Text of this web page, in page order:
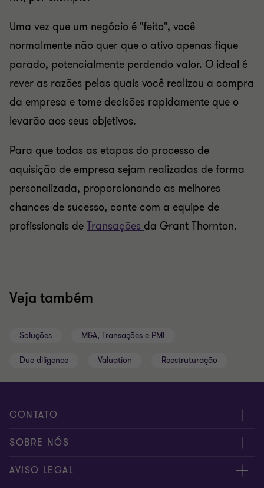
Uma vez que um negócio é "feito", você
normalmente não quer que o ativo apenas fique
parado, potencialmente perdendo valor. O ideal é
rever as razões pelas quais você realizou a compra
da empresa e tome decisões rapidamente que o
levarão aos seus objetivos.
Para que todas as etapas do processo de
aquisição de empresa sejam realizadas de forma
personalizada, proporcionando as melhores
chances de sucesso, conte com a equipe de
profissionais de Transações da Grant Thornton.
Veja também
Soluções M&A, Transações e PMI
Due diligence Valuation Reestruturação
CONTATO
Fale conosco
Inscreva-se
SOBRE NÓS
Sobre nós
AVISO LEGAL